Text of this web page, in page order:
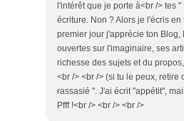
l'intérêt que je porte à<br /> tes
écriture. Non ? Alors je l'écris
premier jour j'apprécie ton Blog,
ouvertes sur l'imaginaire, ses
richesse des sujets et du
<br /> <br /> (si tu le peux, retire
rassasié ". J'ai écrit "appétit",
Pfff !<br /> <br /> <br />